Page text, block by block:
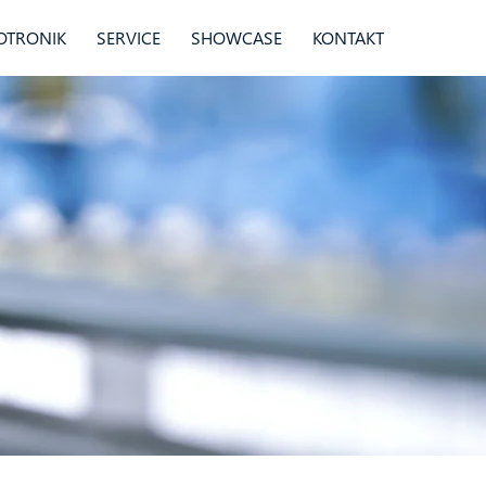
SERVICE SHOWCASE KONTAKT